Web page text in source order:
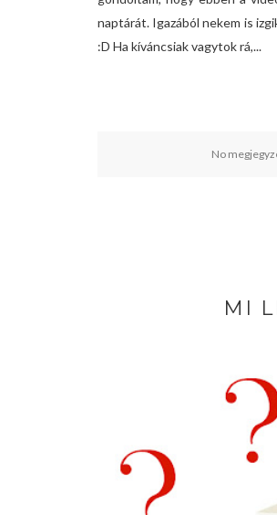
naptárát. Igazából nekem is
:D Ha kíváncsiak vagytok rá,...
No
MI